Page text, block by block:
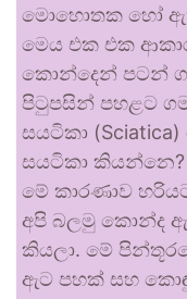
මොහොතක හෝ
මෙය එක එක
කොන්දෙන් පටන්
පිටුපසින් පහළට
සයටිකා
සයටිකා
මේ කාරණාව
අපි බලමු කොන්ද
කියලා. මේ
ඇට පහක් සහ